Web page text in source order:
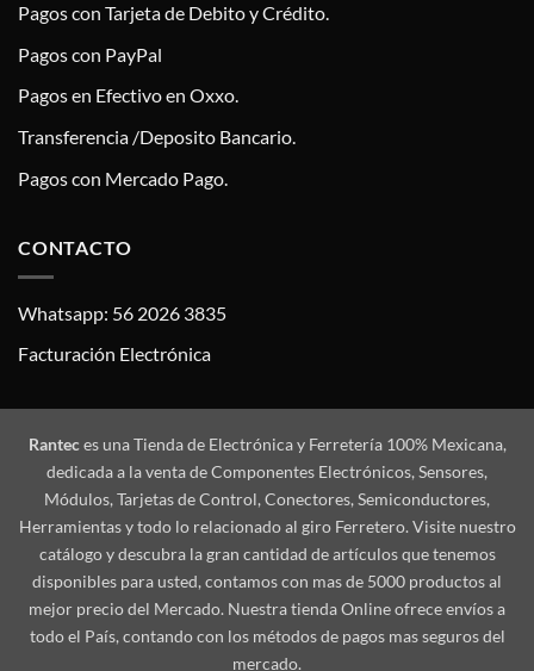
Pagos con Tarjeta de Debito y Crédito.
Pagos con PayPal
Pagos en Efectivo en Oxxo.
Transferencia /Deposito Bancario.
Pagos con Mercado Pago.
CONTACTO
Whatsapp: 56 2026 3835
Facturación Electrónica
Ranteces una Tienda de Electrónica y Ferretería 100% Mexicana,
dedicada a la venta de Componentes Electrónicos, Sensores,
Módulos, Tarjetas de Control, Conectores, Semiconductores,
Herramientas y todo lo relacionado al giro Ferretero. Visite nuestro
catálogo y descubra la gran cantidad de artículos que tenemos
disponibles para usted, contamos con mas de 5000 productos al
mejor precio del Mercado. Nuestra tienda Online ofrece envíos a
todo el País, contando con los métodos de pagos mas seguros del
mercado.